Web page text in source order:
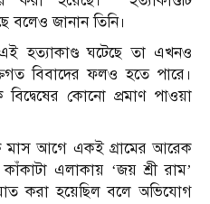
বলেও জানান তিনি।
হত্যাকাণ্ড ঘটেছে তা এখনও
বিবাদের ফলও হতে পারে।
বিদ্বেষের কোনো প্রমাণ পাওয়া
মাস আগে একই গ্রামের আরেক
এলাকায় ‘জয় শ্রী রাম’
করা হয়েছিল বলে অভিযোগ